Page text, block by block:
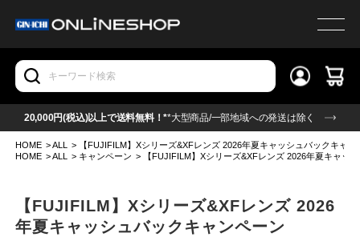
20,000円(税込)以上で送料無料！**大型商品/一部地域への発送は除く
HOME >ALL >
【FUJIFILM】Xシリーズ&XFレンズ 2026年夏キャッシュバックキャン
HOME >ALL > キャンペーン > 【FUJIFILM】Xシリーズ&XFレンズ 2026年夏キャッ
【FUJIFILM】Xシリーズ&XFレンズ 2026
年夏キャッシュバックキャンペーン